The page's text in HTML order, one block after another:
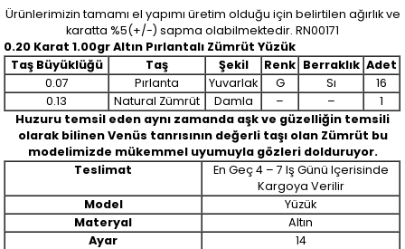
Ürünlerimizin tamamı el yapımı üretim olduğu için belirtilen ağırlık ve
karatta %5(+/-) sapma olabilmektedir. RN00171
0.20 Karat 1.00gr Altın Pırlantalı Zümrüt Yüzük
Taş Büyüklüğü
Taş Şekil Renk Berraklık Adet
0.07
Pırlanta Yuvarlak G Sı
16
0.13
Natural Zümrüt Damla – –
1
Huzuru temsil eden aynı zamanda aşk ve güzelliğin temsili
olarak bilinen Venüs tanrısının değerli taşı olan Zümrüt bu
modelimizde mükemmel uyumuyla gözleri dolduruyor.
Teslimat
En Geç 4 – 7 Iş Günü Içerisinde
Kargoya Verilir
Model
Yüzük
Materyal
Altın
Ayar
14